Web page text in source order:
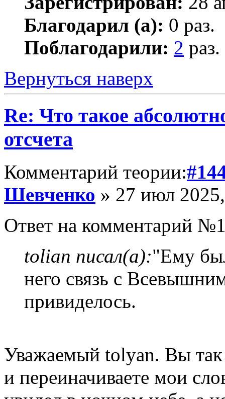
Благодарил (а): 0 раз.
Поблагодарили: 2 раз.
Вернуться наверх
Re: Что такое
отсчета
Комментарий теории:
Шевченко » 27 июл
Ответ на комментарий
tolian писал(а):"Ему
него связь с
привиделось.
Уважаемый tolyan. Вы так
и переиначиваете мои